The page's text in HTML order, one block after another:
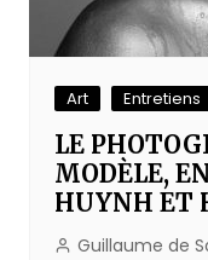
Art Entretiens
LE
MODÈLE,
HUYNH ET
Guillaume de